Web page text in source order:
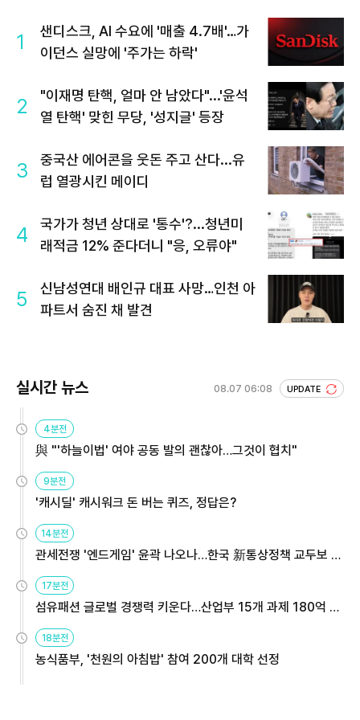
1
샌디스크, AI 수요에 '매출 4.7배'…가
이던스 실망에 '주가는 하락'
2
"이재명 탄핵, 얼마 안 남았다"...'윤석
열 탄핵' 맞힌 무당, '성지글' 등장
3
중국산 에어콘을 웃돈 주고 산다...유
럽 열광시킨 메이디
4
국가가 청년 상대로 '통수'?...청년미
래적금 12% 준다더니 "응, 오류야"
5
신남성연대 배인규 대표 사망…인천 아
파트서 숨진 채 발견
실시간 뉴스 08.07 06:08 UPDATE
4분전
與 "'하늘이법' 여야 공동 발의 괜찮아…그것이 협치"
9분전
'캐시딜' 캐시워크 돈 버는 퀴즈, 정답은?
14분전
관세전쟁 '엔드게임' 윤곽 나오나…한국 新통상정책 교두보 활
용해야
17분전
섬유패션 글로벌 경쟁력 키운다…산업부 15개 과제 180억 지
원
18분전
농식품부, '천원의 아침밥' 참여 200개 대학 선정